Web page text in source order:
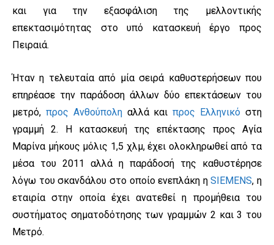
και για την εξασφάλιση της μελλοντικής
επεκτασιμότητας στο υπό κατασκευή έργο προς
Πειραιά.
Ήταν η τελευταία από μία σειρά καθυστερήσεων που
επηρέασε την παράδοση άλλων δύο επεκτάσεων του
μετρό, προς Ανθούποληαλλά καιπρος Ελληνικό στη
γραμμή 2. Η κατασκευή της επέκτασης προς Αγία
Μαρίνα μήκους μόλις 1,5 χλμ, έχει ολοκληρωθεί από τα
μέσα του 2011 αλλά η παράδοσή της καθυστέρησε
λόγω του σκανδάλου στο οποίο ενεπλάκη ηSIEMENS, η
εταιρία στην οποία έχει ανατεθεί η προμήθεια του
συστήματος σηματοδότησης των γραμμών 2 και 3 του
Μετρό.